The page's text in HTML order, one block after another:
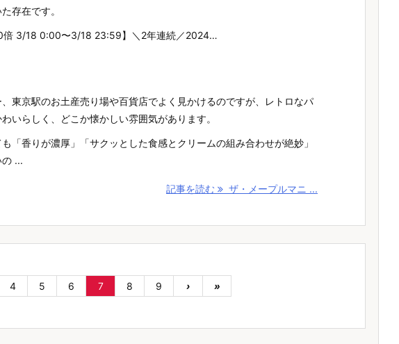
存在です。
倍 3/18 0:00〜3/18 23:59】＼2年連続／2024…
、東京駅のお土産売り場や百貨店でよく見かけるのですが、レトロなパ
いらしく、どこか懐かしい雰囲気があります。
「香りが濃厚」「サクッとした食感とクリームの組み合わせが絶妙」
...
記事を読む ザ・メープルマニ ...
4 5 6 7 8 9 › »